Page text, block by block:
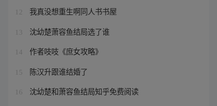
12 我真没想重生啊同人书书屋
13 沈幼楚萧容鱼结局选了谁
14 作者吱吱《庶女攻略》
15 陈汉升跟谁结婚了
16 沈幼楚和萧容鱼结局知乎免费阅读